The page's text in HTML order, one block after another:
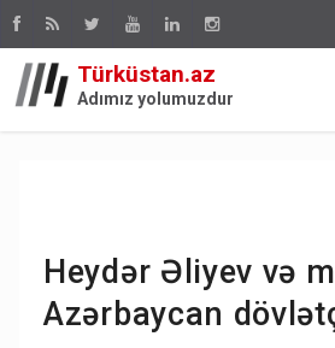
Türküstan.az
Adımız yolumuzdur
Heydər Əliyev və
Azərbaycan